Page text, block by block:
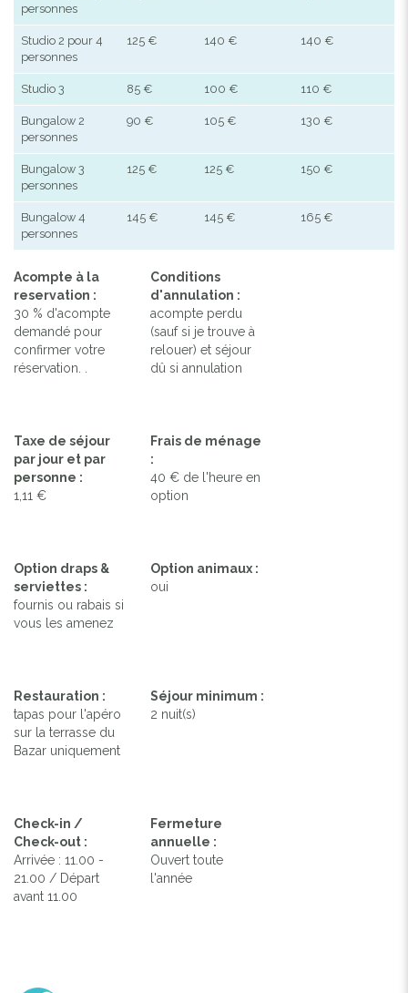
personnes
Studio 2 pour 4
personnes
125 € 140 € 140 €
Studio 3 85 € 100 € 110 €
Bungalow 2
personnes
90 € 105 € 130 €
Bungalow 3
personnes
125 € 125 € 150 €
Bungalow 4
personnes
145 € 145 € 165 €
Acompte à la
reservation :
30 % d'acompte
demandé pour
confirmer votre
réservation. .
Conditions
d'annulation :
acompte perdu
(sauf si je trouve à
relouer) et séjour
dû si annulation
Taxe de séjour
par jour et par
personne :
1,11 €
Frais de ménage
:
40 € de l'heure en
option
Option draps &
serviettes :
fournis ou rabais si
vous les amenez
Option animaux :
oui
Restauration :
tapas pour l'apéro
sur la terrasse du
Bazar uniquement
Séjour minimum :
2 nuit(s)
Check-in /
Check-out :
Arrivée : 11.00 -
21.00 / Départ
avant 11.00
Fermeture
annuelle :
Ouvert toute
l'année